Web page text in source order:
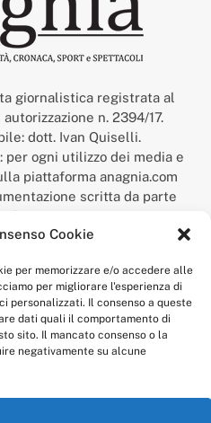
Cookie
per memorizzare e/o accedere alle
per migliorare l'esperienza di
personalizzati. Il consenso a queste
dati quali il comportamento di
sito. Il mancato consenso o la
negativamente su alcune
giornalistica registrata al
n. 2394/17.
dott. Ivan Quiselli.
ogni utilizzo dei media e
piattaforma anagnia.com
scritta da parte
presso l’Ufficio Italiano
del 9 febbraio 2017.